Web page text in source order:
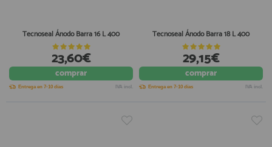
910 51 49 87
info@francobordo.com
Tecnoseal Ánodo Barra 16 L 400
23,60€
comprar
Entrega en 7-10 días IVA incl.
Tecnoseal Ánodo Barra 18 L 400
29,15€
comprar
Entrega en 7-10 días IVA incl.